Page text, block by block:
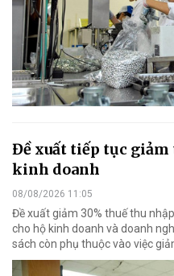
Đề xuất tiếp tục giảm
kinh doanh
08/08/2026 11:05
Đề xuất giảm 30% thuế thu
cho hộ kinh doanh và doanh
sách còn phụ thuộc vào việc